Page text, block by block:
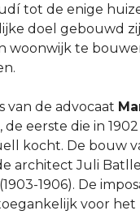
tot de enige
doel gebouwd
woonwijk te
van de advocaat
, de eerste die in
kocht. De bouw
architect Juli
1906). De
voor